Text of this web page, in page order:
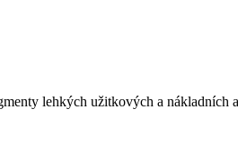
lehkých užitkových a nákladních